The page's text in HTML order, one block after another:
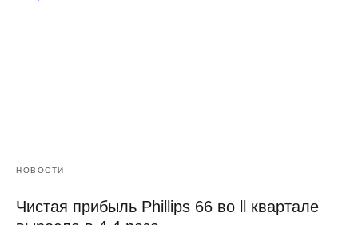
НОВОСТИ
Чистая прибыль Phillips 66 во ll квартале